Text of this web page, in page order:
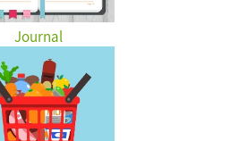
Journal